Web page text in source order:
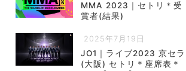
MMA 2023｜セトリ＊受
賞者(結果)
2025年7月19日
JO1｜ライブ2023 京セラ
(大阪) セトリ＊座席表＊